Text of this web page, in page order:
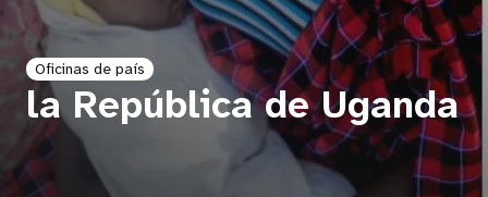
t
o
n
Oficinas de país
la República de Uganda